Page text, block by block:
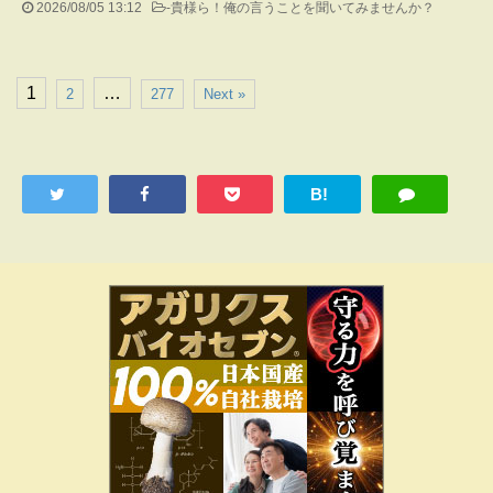
2026/08/05 13:12 -貴様ら！俺の言うことを聞いてみませんか？
1 2 … 277 Next »
B!